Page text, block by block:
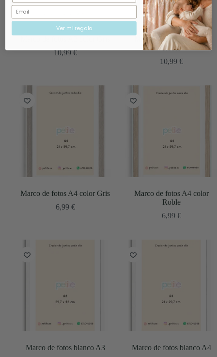
10,99€
Marco de fotos A3 color
Roble
10,99 €
Marco de fotos A4 color Gris
6,99 €
Marco de fotos A4 color
Roble
6,99 €
Marco de fotos blanco A3
Marco de fotos blanco A4
Email
Ver mi regalo